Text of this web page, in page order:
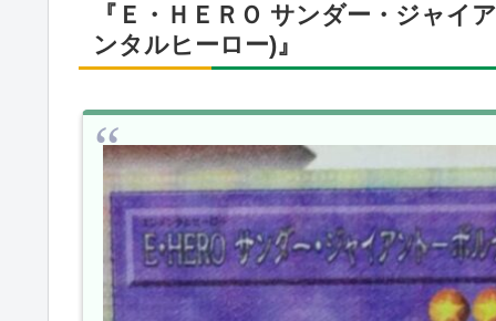
『Ｅ・ＨＥＲＯ サンダー・ジャ
ンタルヒーロー)』